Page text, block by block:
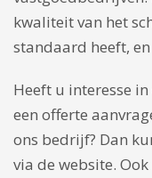
kwaliteit van het
standaard heeft,
Heeft u interesse
een offerte
ons bedrijf? Dan
via de website.